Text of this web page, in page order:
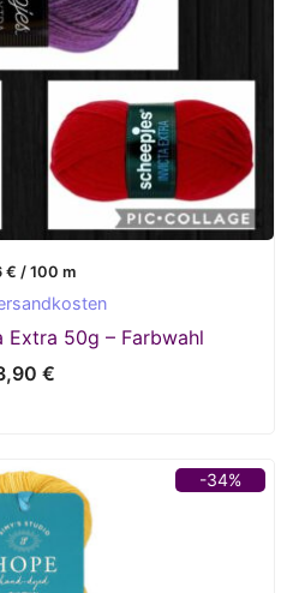
€ / 100 m
Extra 50g – Farbwahl
€
-34%